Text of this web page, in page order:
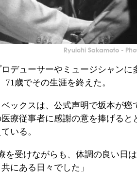
Ryuichi Sakamoto -
デューサーやミュージシャンに
歳でその生涯を終えた。
ックスは、公式声明で坂本が癌
療従事者に感謝の意を捧げると
いる。
を受けながらも、体調の良い日
にある日々でした」